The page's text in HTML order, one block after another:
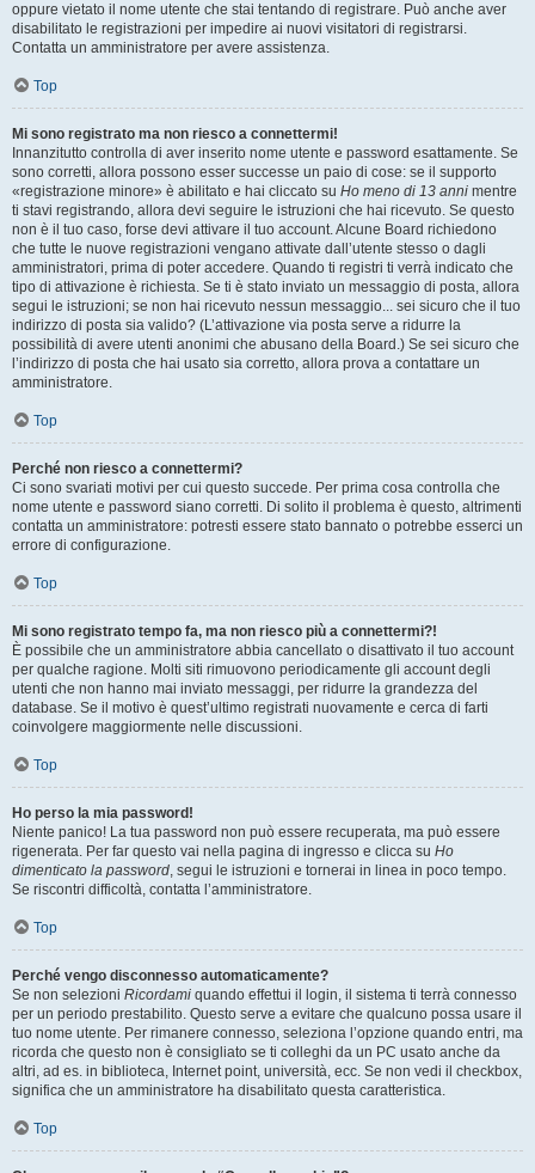
oppure vietato il nome utente che stai tentando di registrare. Può anche aver
disabilitato le registrazioni per impedire ai nuovi visitatori di registrarsi.
Contatta un amministratore per avere assistenza.
Top
Mi sono registrato ma non riesco a connettermi!
Innanzitutto controlla di aver inserito nome utente e password esattamente. Se
sono corretti, allora possono esser successe un paio di cose: se il supporto
«registrazione minore» è abilitato e hai cliccato su Ho meno di 13 anni mentre
ti stavi registrando, allora devi seguire le istruzioni che hai ricevuto. Se questo
non è il tuo caso, forse devi attivare il tuo account. Alcune Board richiedono
che tutte le nuove registrazioni vengano attivate dall’utente stesso o dagli
amministratori, prima di poter accedere. Quando ti registri ti verrà indicato che
tipo di attivazione è richiesta. Se ti è stato inviato un messaggio di posta, allora
segui le istruzioni; se non hai ricevuto nessun messaggio... sei sicuro che il tuo
indirizzo di posta sia valido? (L’attivazione via posta serve a ridurre la
possibilità di avere utenti anonimi che abusano della Board.) Se sei sicuro che
l’indirizzo di posta che hai usato sia corretto, allora prova a contattare un
amministratore.
Top
Perché non riesco a connettermi?
Ci sono svariati motivi per cui questo succede. Per prima cosa controlla che
nome utente e password siano corretti. Di solito il problema è questo, altrimenti
contatta un amministratore: potresti essere stato bannato o potrebbe esserci un
errore di configurazione.
Top
Mi sono registrato tempo fa, ma non riesco più a connettermi?!
È possibile che un amministratore abbia cancellato o disattivato il tuo account
per qualche ragione. Molti siti rimuovono periodicamente gli account degli
utenti che non hanno mai inviato messaggi, per ridurre la grandezza del
database. Se il motivo è quest’ultimo registrati nuovamente e cerca di farti
coinvolgere maggiormente nelle discussioni.
Top
Ho perso la mia password!
Niente panico! La tua password non può essere recuperata, ma può essere
rigenerata. Per far questo vai nella pagina di ingresso e clicca su Ho
dimenticato la password, segui le istruzioni e tornerai in linea in poco tempo.
Se riscontri difficoltà, contatta l’amministratore.
Top
Perché vengo disconnesso automaticamente?
Se non selezioni Ricordami quando effettui il login, il sistema ti terrà connesso
per un periodo prestabilito. Questo serve a evitare che qualcuno possa usare il
tuo nome utente. Per rimanere connesso, seleziona l’opzione quando entri, ma
ricorda che questo non è consigliato se ti colleghi da un PC usato anche da
altri, ad es. in biblioteca, Internet point, università, ecc. Se non vedi il checkbox,
significa che un amministratore ha disabilitato questa caratteristica.
Top